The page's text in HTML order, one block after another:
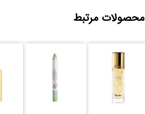
محصولات مرتبط